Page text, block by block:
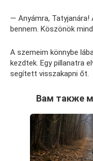
— Anyámra, Tatyjanára!
bennem. Köszönök
A szemeim könnybe
kezdtek. Egy pillanatra
segített visszakapni őt.
Вам также